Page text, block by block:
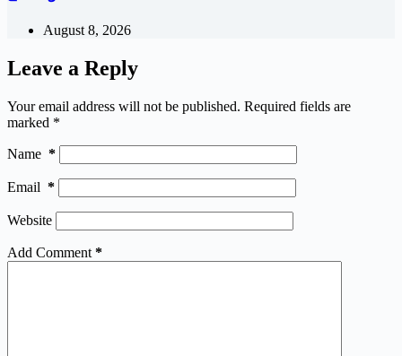
August 8, 2026
Leave a Reply
Your email address will not be published. Required fields are
marked *
Name *
Email *
Website
Add Comment *